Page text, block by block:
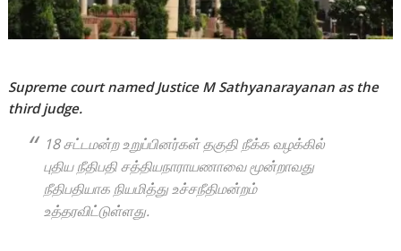
Supreme court named Justice M Sathyanarayanan as the
third judge.
18 சட்டமன்ற உறுப்பினர்கள் தகுதி நீக்க வழக்கில்
புதிய நீதிபதி சத்தியநாராயணாவை மூன்றாவது
நீதிபதியாக நியமித்து உச்சநீதிமன்றம்
உத்தரவிட்டுள்ளது.